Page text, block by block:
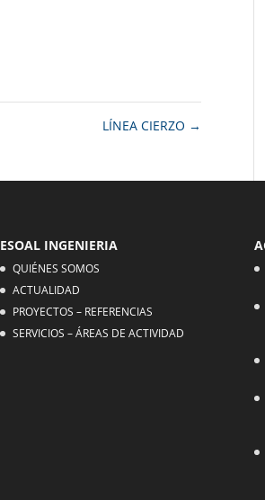
LÍNEA CIERZO →
ESOAL INGENIERIA
QUIÉNES SOMOS
ACTUALIDAD
PROYECTOS – REFERENCIAS
SERVICIOS – ÁREAS DE ACTIVIDAD